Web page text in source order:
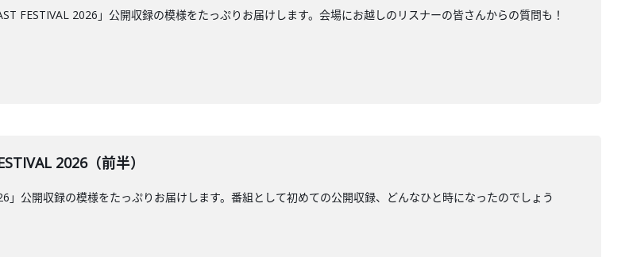
FESTIVAL 2026」公開収録の模様をたっぷりお届けします。会場にお越しのリスナーの皆さんからの質問も！
2026（前半）
」公開収録の模様をたっぷりお届けします。番組として初めての公開収録、どんなひと時になったのでしょう